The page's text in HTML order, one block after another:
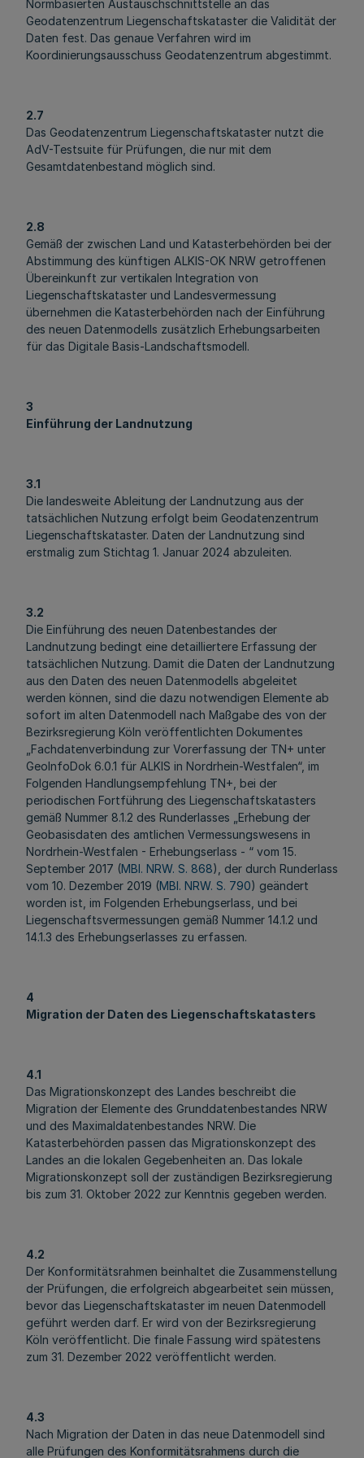
Normbasierten Austauschschnittstelle an das
Geodatenzentrum Liegenschaftskataster die Validität der
Daten fest. Das genaue Verfahren wird im
Koordinierungsausschuss Geodatenzentrum abgestimmt.
2.7
Das Geodatenzentrum Liegenschaftskataster nutzt die
AdV-Testsuite für Prüfungen, die nur mit dem
Gesamtdatenbestand möglich sind.
2.8
Gemäß der zwischen Land und Katasterbehörden bei der
Abstimmung des künftigen ALKIS-OK NRW getroffenen
Übereinkunft zur vertikalen Integration von
Liegenschaftskataster und Landesvermessung
übernehmen die Katasterbehörden nach der Einführung
des neuen Datenmodells zusätzlich Erhebungsarbeiten
für das Digitale Basis-Landschaftsmodell.
3
Einführung der Landnutzung
3.1
Die landesweite Ableitung der Landnutzung aus der
tatsächlichen Nutzung erfolgt beim Geodatenzentrum
Liegenschaftskataster. Daten der Landnutzung sind
erstmalig zum Stichtag 1. Januar 2024 abzuleiten.
3.2
Die Einführung des neuen Datenbestandes der
Landnutzung bedingt eine detailliertere Erfassung der
tatsächlichen Nutzung. Damit die Daten der Landnutzung
aus den Daten des neuen Datenmodells abgeleitet
werden können, sind die dazu notwendigen Elemente ab
sofort im alten Datenmodell nach Maßgabe des von der
Bezirksregierung Köln veröffentlichten Dokumentes
„Fachdatenverbindung zur Vorerfassung der TN+ unter
GeoInfoDok 6.0.1 für ALKIS in Nordrhein-Westfalen“, im
Folgenden Handlungsempfehlung TN+, bei der
periodischen Fortführung des Liegenschaftskatasters
gemäß Nummer 8.1.2 des Runderlasses „Erhebung der
Geobasisdaten des amtlichen Vermessungswesens in
Nordrhein-Westfalen - Erhebungserlass - “ vom 15.
September 2017 (MBl. NRW. S. 868), der durch Runderlass
vom 10. Dezember 2019 (MBl. NRW. S. 790) geändert
worden ist, im Folgenden Erhebungserlass, und bei
Liegenschaftsvermessungen gemäß Nummer 14.1.2 und
14.1.3 des Erhebungserlasses zu erfassen.
4
Migration der Daten des Liegenschaftskatasters
4.1
Das Migrationskonzept des Landes beschreibt die
Migration der Elemente des Grunddatenbestandes NRW
und des Maximaldatenbestandes NRW. Die
Katasterbehörden passen das Migrationskonzept des
Landes an die lokalen Gegebenheiten an. Das lokale
Migrationskonzept soll der zuständigen Bezirksregierung
bis zum 31. Oktober 2022 zur Kenntnis gegeben werden.
4.2
Der Konformitätsrahmen beinhaltet die Zusammenstellung
der Prüfungen, die erfolgreich abgearbeitet sein müssen,
bevor das Liegenschaftskataster im neuen Datenmodell
geführt werden darf. Er wird von der Bezirksregierung
Köln veröffentlicht. Die finale Fassung wird spätestens
zum 31. Dezember 2022 veröffentlicht werden.
4.3
Nach Migration der Daten in das neue Datenmodell sind
alle Prüfungen des Konformitätsrahmens durch die